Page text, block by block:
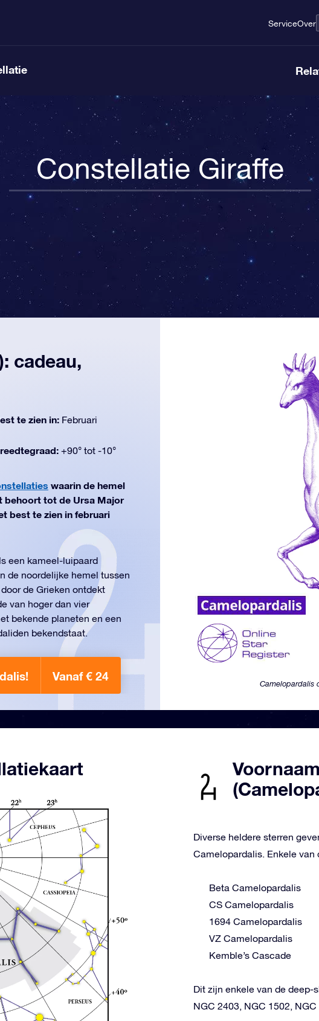
ServiceOver
Constellatie Giraffe
Camelopardalis
cadeau,
te zien in: Februari
+90° tot -10°
waarin de hemel
behoort tot de Ursa Major
best te zien in februari
een kameel-luipaard
de noordelijke hemel tussen
de Grieken ontdekt
van hoger dan vier
bekende planeten en een
bekendstaat.
Vanaf € 24
Diverse heldere sterren
Camelopardalis. Enkele
Beta Camelopardalis
CS Camelopardalis
1694 Camelopardalis
VZ Camelopardalis
Kemble’s Cascade
Dit zijn enkele van de
NGC 2403, NGC 1502,